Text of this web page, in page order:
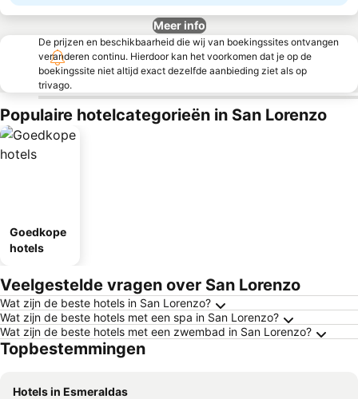
Meer info
De prijzen en beschikbaarheid die wij van boekingssites ontvangen
veranderen continu. Hierdoor kan het voorkomen dat je op de
boekingssite niet altijd exact dezelfde aanbieding ziet als op
trivago.
Populaire hotelcategorieën in San Lorenzo
Goedkope
hotels
Veelgestelde vragen over San Lorenzo
Wat zijn de beste hotels in San Lorenzo?
Wat zijn de beste hotels met een spa in San Lorenzo?
Wat zijn de beste hotels met een zwembad in San Lorenzo?
Topbestemmingen
Hotels in Esmeraldas